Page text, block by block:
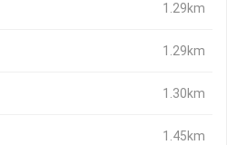
1.29km
1.29km
1.30km
1.45km